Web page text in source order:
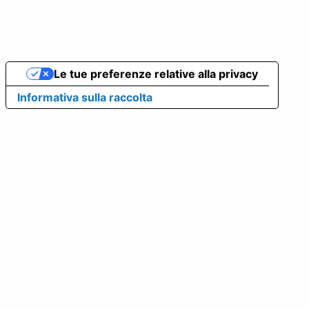
Informativa sulla raccolta
Le tue preferenze relative alla privacy